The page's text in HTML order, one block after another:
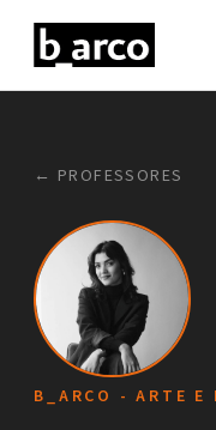
← PROFESSORES
B_ARCO - ARTE E